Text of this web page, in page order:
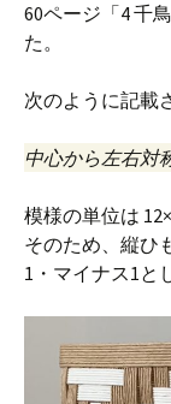
60ページ「4 千
た。
次のように記載
中心から左右対
模様の単位は
そのため、縦ひ
1・マイナス1と